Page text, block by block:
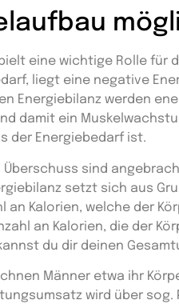
eine wichtige Rolle für
liegt eine negative
Energiebilanz werden
damit ein
der Energiebedarf ist.
Überschuss sind
setzt sich aus
an Kalorien, welche der
an Kalorien, die der
du dir deinen
Männer etwa ihr
wird über sog.